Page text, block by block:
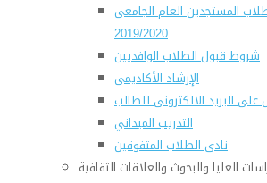
المستجدين العام الجامعى
2019/2020
شروط قبول الطلاب الوافديين
الإرشاد الأكاديمى
البريد الالكترونى للطالب
التدريب الميداني
نادى الطلاب المتفوقين
العليا والبحوث والعلاقات الثقافية